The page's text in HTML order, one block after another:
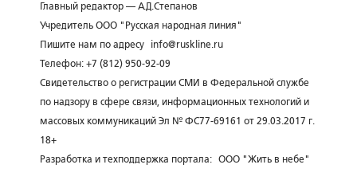
Главный редактор — А.Д.Степанов
Учредитель ООО "Русская народная линия"
Пишите нам по адресу
info@ruskline.ru
Телефон: +7 (812) 950-92-09
Свидетельство о регистрации СМИ в Федеральной службе
по надзору в сфере связи, информационных технологий и
массовых коммуникаций Эл № ФС77-69161 от 29.03.2017 г.
18+
Разработка и техподдержка портала: ООО "Жить в небе"